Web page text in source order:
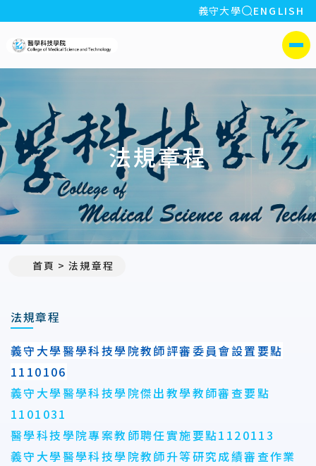
:::
義守大學 全站搜索
ENGLISH
側選單
法規章程
首頁 法規章程
法規章程
義守大學醫學科技學院教師評審委員會設置要點
1110106
義守大學醫學科技學院傑出教學教師審查要點
1101031
醫學科技學院專案教師聘任實施要點1120113
義守大學醫學科技學院教師升等研究成績審查作業